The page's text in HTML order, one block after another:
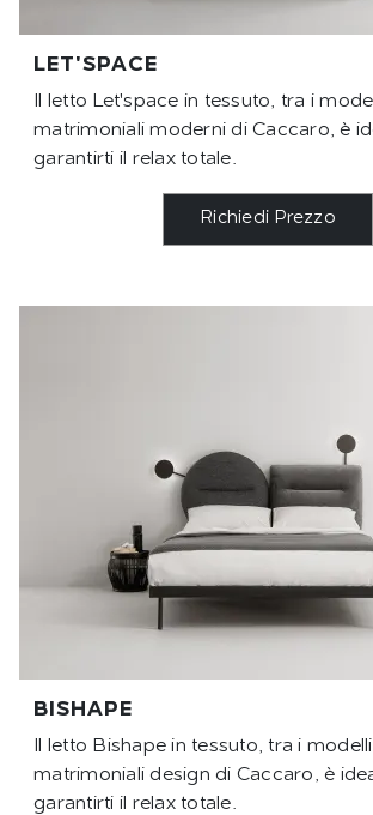
LET'SPACE
Il letto Let'space in tessuto, tra i
matrimoniali moderni di Caccaro, è
garantirti il relax totale.
Richiedi Prezzo
BISHAPE
Il letto Bishape in tessuto, tra i
matrimoniali design di Caccaro, è
garantirti il relax totale.